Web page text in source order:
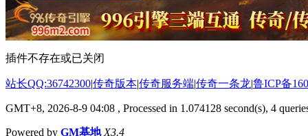
插件不存在或已关闭
站长QQ:36742300|传奇版本|传奇服务端|传奇一条龙|鲁ICP备
GMT+8, 2026-8-9 04:08 , Processed in 1.074128 second(s), 4
Powered by GM基地 X3.4